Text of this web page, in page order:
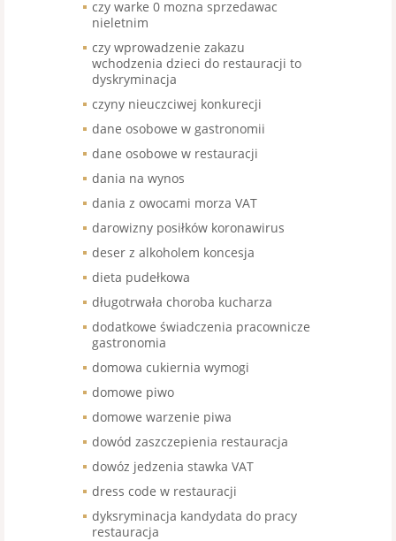
czy warke 0 mozna sprzedawac
nieletnim
czy wprowadzenie zakazu
wchodzenia dzieci do restauracji to
dyskryminacja
czyny nieuczciwej konkurecji
dane osobowe w gastronomii
dane osobowe w restauracji
dania na wynos
dania z owocami morza VAT
darowizny posiłków koronawirus
deser z alkoholem koncesja
dieta pudełkowa
długotrwała choroba kucharza
dodatkowe świadczenia pracownicze
gastronomia
domowa cukiernia wymogi
domowe piwo
domowe warzenie piwa
dowód zaszczepienia restauracja
dowóz jedzenia stawka VAT
dress code w restauracji
dyksryminacja kandydata do pracy
restauracja